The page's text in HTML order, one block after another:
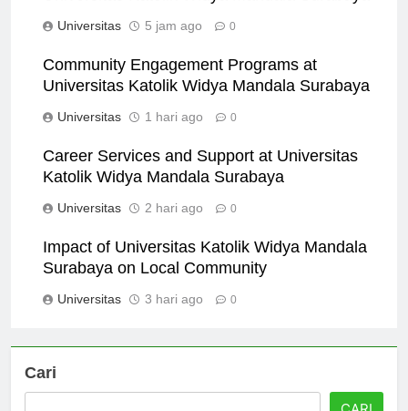
Community Engagement Programs at
Career Services and Support at Universitas
Impact of Universitas Katolik Widya Mandala
Cari